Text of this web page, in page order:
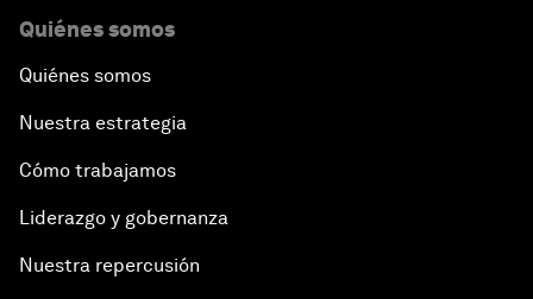
Quiénes somos
Quiénes somos
Nuestra estrategia
Cómo trabajamos
Liderazgo y gobernanza
Nuestra repercusión